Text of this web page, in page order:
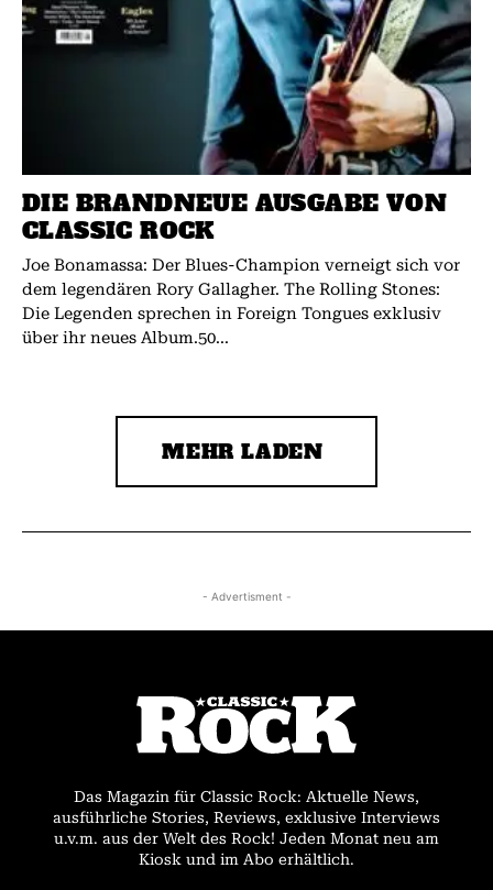
DIE BRANDNEUE AUSGABE VON
CLASSIC ROCK
Joe Bonamassa: Der Blues-Champion verneigt sich vor
dem legendären Rory Gallagher. The Rolling Stones:
Die Legenden sprechen in Foreign Tongues exklusiv
über ihr neues Album.50...
MEHR LADEN
- Advertisment -
Das Magazin für Classic Rock: Aktuelle News,
ausführliche Stories, Reviews, exklusive Interviews
u.v.m. aus der Welt des Rock! Jeden Monat neu am
Kiosk und im Abo erhältlich.